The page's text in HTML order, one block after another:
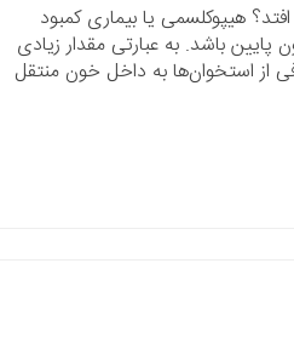
هیپوکلسمی یا بیماری کمبود
باشد. به عبارتی مقدار زیادی
از استخوان‌ها به داخل خون منتقل